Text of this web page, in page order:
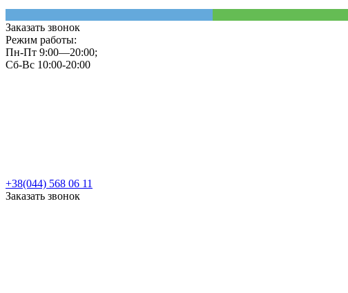
Заказать звонок
Режим работы:
Пн-Пт 9:00—20:00;
Сб-Вс 10:00-20:00
+38(044) 568 06 11
Заказать звонок